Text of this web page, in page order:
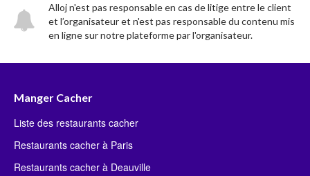
Alloj n'est pas responsable en cas de litige entre le client
et l’organisateur et n'est pas responsable du contenu mis
en ligne sur notre plateforme par l'organisateur.
Manger Cacher
Liste des restaurants cacher
Restaurants cacher à Paris
Restaurants cacher à Deauville